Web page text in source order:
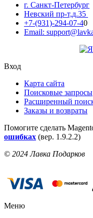
г. Санкт-Петербург
Невский пр-т,д.35
+7-(931)-294-07-40
Email:
Вход
Карта сайта
Поисковые запросы
Расширенный
Заказы и возвраты
Помогите сделать
ошибках (вер. 1.9.2.2)
© 2024 Лавка Подарков
Меню